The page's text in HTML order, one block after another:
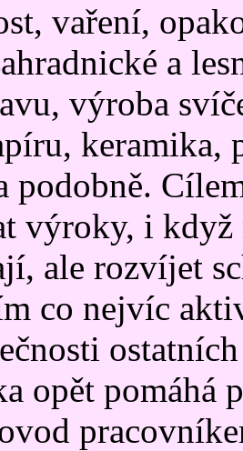
vaření,
a
výroba
keramika,
podobně.
výroky, i když
ale rozvíjet
co nejvíc
opět pomáhá